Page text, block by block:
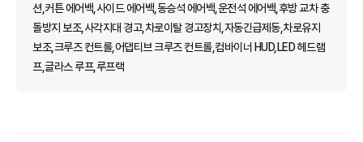
션,커튼 에어백,사이드 에어백,동승석 에어백,운전석 에어백,후방 교차 충
돌방지 보조,사각지대 경고,차로이탈 경고장치,자동긴급제동,차로유지
보조,크루즈 컨트롤,어댑티브 크루즈 컨트롤,컴바이너 HUD,LED 헤드램
프,글라스 루프,루프랙